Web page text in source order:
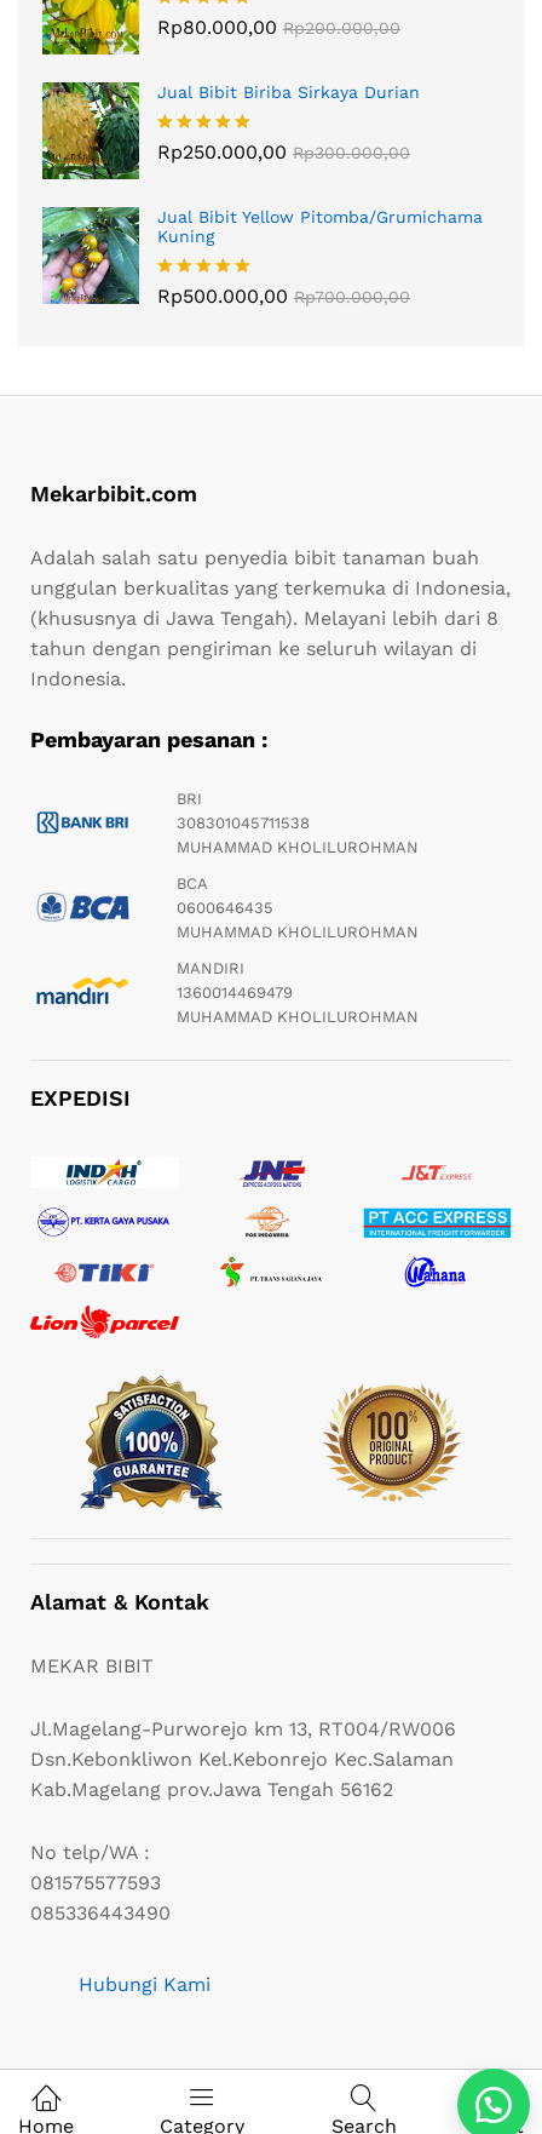
Dinilai5.00
dari 5
Rp80.000,00 Rp200.000,00
Jual Bibit Biriba Sirkaya Durian
Dinilai 5.00
dari 5
Rp250.000,00 Rp300.000,00
Jual Bibit Yellow Pitomba/Grumichama
Kuning
Dinilai 5.00
dari 5
Rp500.000,00 Rp700.000,00
Mekarbibit.com
Adalah salah satu penyedia bibit tanaman buah
unggulan berkualitas yang terkemuka di Indonesia,
(khususnya di Jawa Tengah). Melayani lebih dari 8
tahun dengan pengiriman ke seluruh wilayan di
Indonesia.
Pembayaran pesanan :
BRI
308301045711538
MUHAMMAD KHOLILUROHMAN
BCA
0600646435
MUHAMMAD KHOLILUROHMAN
MANDIRI
1360014469479
MUHAMMAD KHOLILUROHMAN
EXPEDISI
Alamat & Kontak
MEKAR BIBIT
Jl.Magelang-Purworejo km 13, RT004/RW006
Dsn.Kebonkliwon Kel.Kebonrejo Kec.Salaman
Kab.Magelang prov.Jawa Tengah 56162
No telp/WA :
081575577593
085336443490
Hubungi Kami
© 2022 Mekarbibit.com. All Rights Reserved
Home Category Search
0
Cart